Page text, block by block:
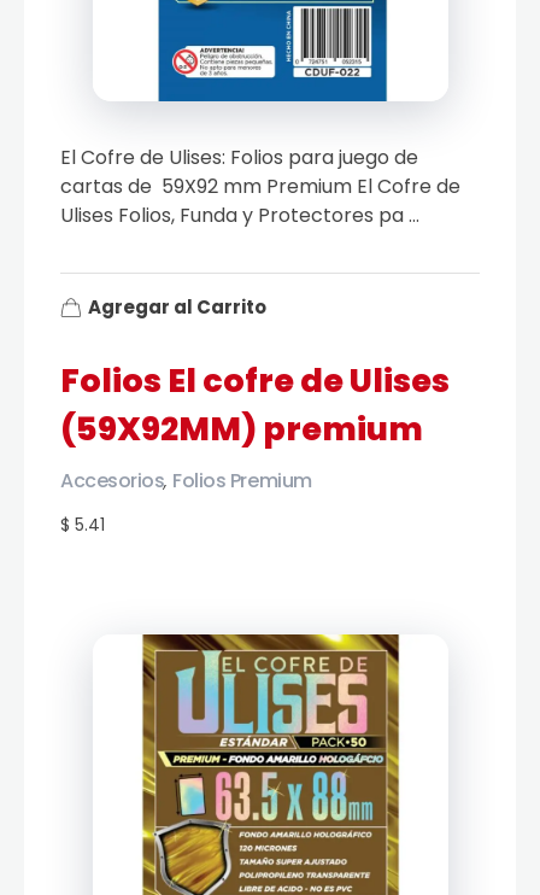
Folios El cofre de Ulises
(59X92MM) premium
$ 5.41
Accesorios, Folios Premium
El Cofre de Ulises: Folios para juego de
cartas de 59X92 mm Premium El Cofre de
Ulises Folios, Funda y Protectores pa ...
Agregar al Carrito